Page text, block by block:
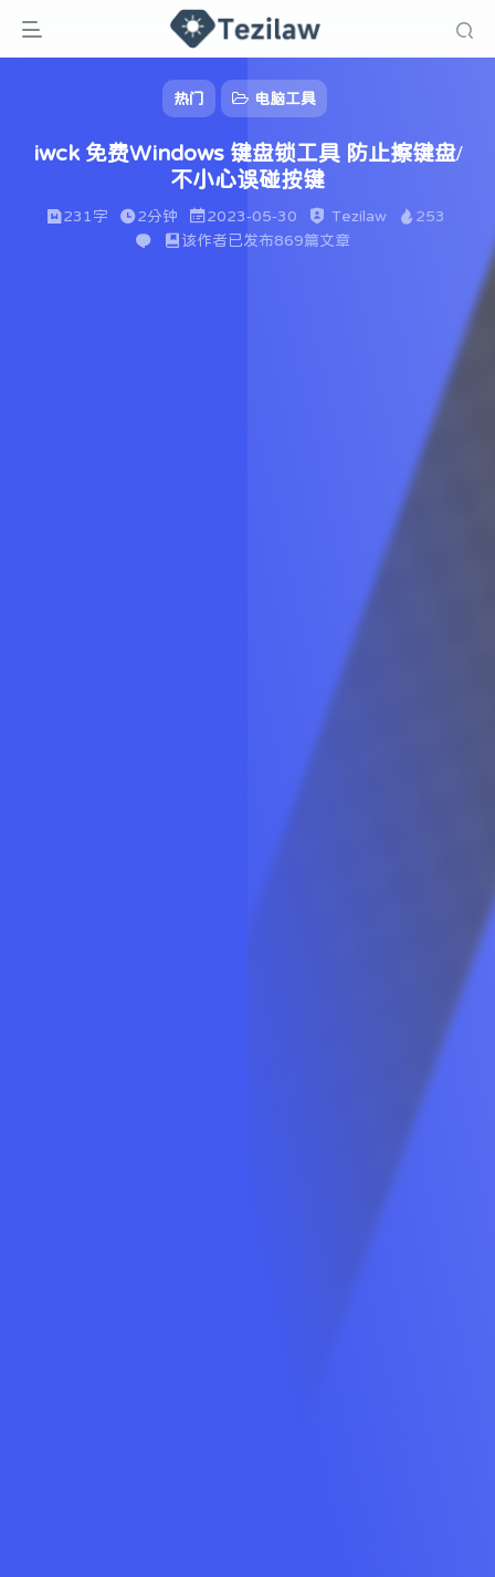
热门 电脑工具
iwck 免费Windows 键盘锁工具 防止擦键盘/
不小心误碰按键
231字 2分钟 2023-05-30 Tezilaw
253
该作者已发布869篇文章